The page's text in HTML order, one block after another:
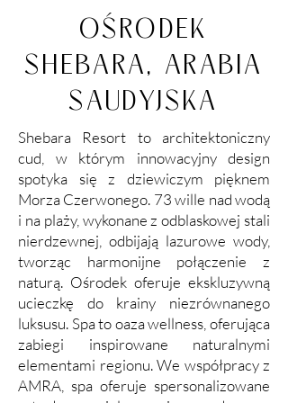
OŚRODEK
SHEBARA, ARABIA
SAUDYJSKA
Shebara Resort to architektoniczny
cud, w którym innowacyjny design
spotyka się z dziewiczym pięknem
Morza Czerwonego. 73 wille nad wodą
i na plaży, wykonane z odblaskowej stali
nierdzewnej, odbijają lazurowe wody,
tworząc harmonijne połączenie z
naturą. Ośrodek oferuje ekskluzywną
ucieczkę do krainy niezrównanego
luksusu. Spa to oaza wellness, oferująca
zabiegi inspirowane naturalnymi
elementami regionu. We współpracy z
AMRA, spa oferuje spersonalizowane